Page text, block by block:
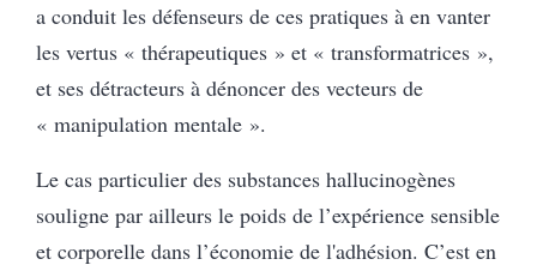
a conduit les défenseurs de ces pratiques à en vanter
les vertus « thérapeutiques » et « transformatrices »,
et ses détracteurs à dénoncer des vecteurs de
« manipulation mentale ».
Le cas particulier des substances hallucinogènes
souligne par ailleurs le poids de l’expérience sensible
et corporelle dans l’économie de l'adhésion. C’est en